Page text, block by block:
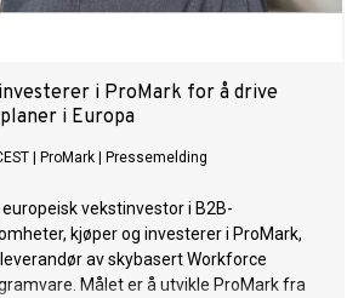
i ProMark for å drive
i Europa
ProMark Pressemelding
vekstinvestor i B2B-
kjøper og investerer i ProMark,
av skybasert Workforce
Målet er å utvikle ProMark fra